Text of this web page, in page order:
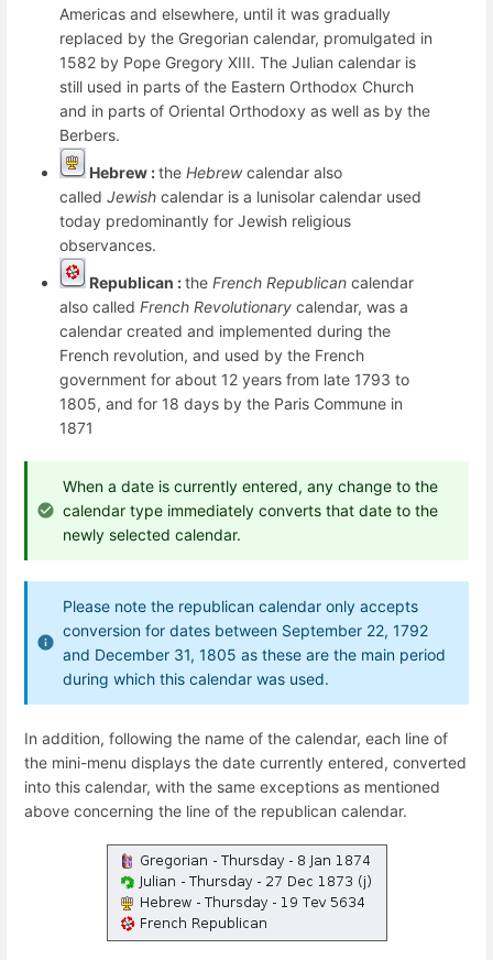
Americas and elsewhere, until it was gradually
replaced by the Gregorian calendar, promulgated in
1582 by Pope Gregory XIII. The Julian calendar is
still used in parts of the Eastern Orthodox Church
and in parts of Oriental Orthodoxy as well as by the
Berbers.
Hebrew :the Hebrewcalendar also
called Jewish calendar is a lunisolar calendar used
today predominantly for Jewish religious
observances.
Republican :the French Republican calendar
also called French Revolutionary calendar, was a
calendar created and implemented during the
French revolution, and used by the French
government for about 12 years from late 1793 to
1805, and for 18 days by the Paris Commune in
1871
When a date is currently entered, any change to the
calendar type immediately converts that date to the
newly selected calendar.
Please note the republican calendar only accepts
conversion for dates between September 22, 1792
and December 31, 1805 as these are the main period
during which this calendar was used.
In addition, following the name of the calendar, each line of
the mini-menu displays the date currently entered, converted
into this calendar, with the same exceptions as mentioned
above concerning the line of the republican calendar.